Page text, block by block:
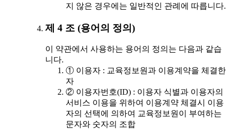
지 않은 경우에는 일반적인 관례에 따릅니다.
제 4 조 (용어의 정의)
이 약관에서 사용하는 용어의 정의는 다음과 같습
니다.
① 이용자 : 교육정보원과 이용계약을 체결한
자
② 이용자번호(ID) : 이용자 식별과 이용자의
서비스 이용을 위하여 이용계약 체결시 이용
자의 선택에 의하여 교육정보원이 부여하는
문자와 숫자의 조합